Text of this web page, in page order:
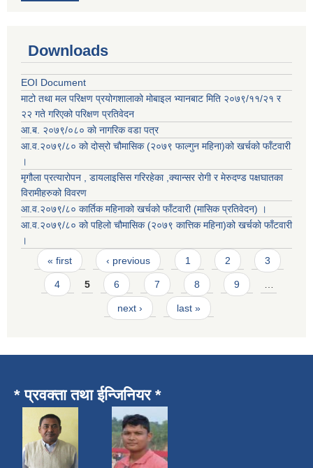
Downloads
EOI Document
माटो तथा मल परिक्षण प्रयोगशालाको मोबाइल भ्यानबाट मिति २०७९/११/२१ र
२२ गते गरिएको परिक्षण प्रतिवेदन
आ.ब. २०७९/०८० काे नागरिक वडा पत्र
आ.व.२०७९/८० को दोस्रो चौमासिक (२०७९ फाल्गुन महिना)को खर्चको फाँटवारी
।
मृगौला प्रत्यारोपन , डायलाइसिस गरिरहेका ,क्यान्सर रोगी र मेरुदण्ड पक्षघातका
विरामीहरुको विवरण
आ.व.२०७९/८० कार्तिक महिनाको खर्चको फाँटवारी (मासिक प्रतिवेदन) ।
आ.व.२०७९/८० को पहिलो चौमासिक (२०७९ कात्तिक महिना)को खर्चको फाँटवारी
।
Pages
« first ‹ previous 1 2 3
4 5 6 7 8 9
next › last »
* प्रवक्ता तथा ईन्जिनियर *